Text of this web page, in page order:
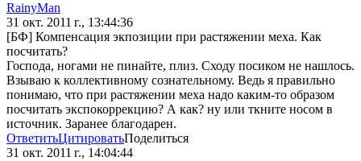
RainyMan
31 окт. 2011 г., 13:44:36
[БФ] Компенсация экпозиции при растяжении меха. Как
посчитать?
Господа, ногами не пинайте, плиз. Сходу посиком не нашлось.
Взываю к коллективному сознательному. Ведь я правильно
понимаю, что при растяжении меха надо каким-то образом
посчитать экспокоррекцию? А как? ну или ткните носом в
источник. Заранее благодарен.
ОтветитьЦитироватьПоделиться
31 окт. 2011 г., 14:04:44